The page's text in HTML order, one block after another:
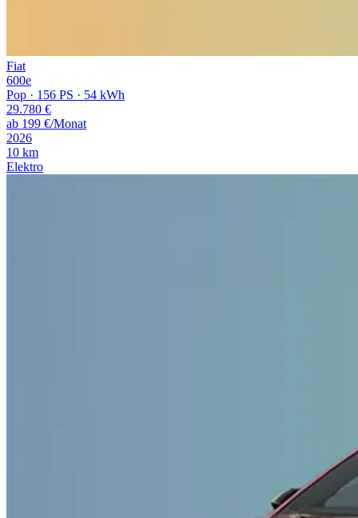
Fiat
600e
Pop · 156 PS · 54 kWh
29.780 €
ab 199 €/Monat
2026
10 km
Elektro